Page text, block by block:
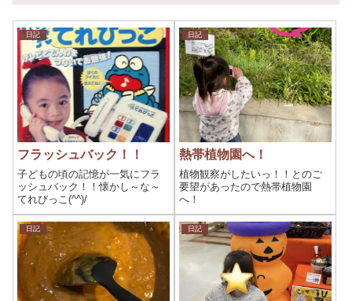
日記
フラッシュバック！！
子どもの頃の記憶が一気にフラ
ッシュバック！！懐かし～な～
てれびっこ(^^)/
日記
熱帯植物園へ！
植物観察がしたいっ！！とのご
要望があったので熱帯植物園
へ！
日記 日記